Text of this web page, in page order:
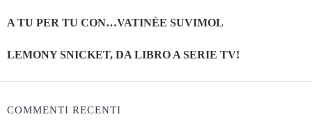
A TU PER TU CON…VATINÈE SUVIMOL
LEMONY SNICKET, DA LIBRO A SERIE TV!
COMMENTI RECENTI